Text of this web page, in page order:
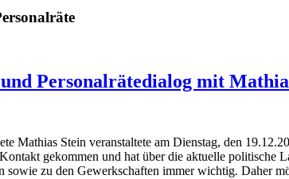
Personalrätedialog mit
Mathias Stein veranstaltete am Dienstag, den
gekommen und hat über die aktuelle politische
sowie zu den Gewerkschaften immer wichtig. Daher